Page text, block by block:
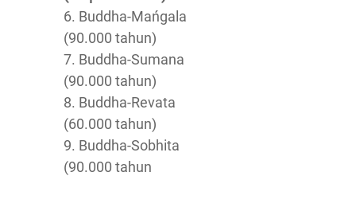
6. Buddha-Mańgala
(90.000 tahun)
7. Buddha-Sumana
(90.000 tahun)
8. Buddha-Revata
(60.000 tahun)
9. Buddha-Sobhita
(90.000 tahun